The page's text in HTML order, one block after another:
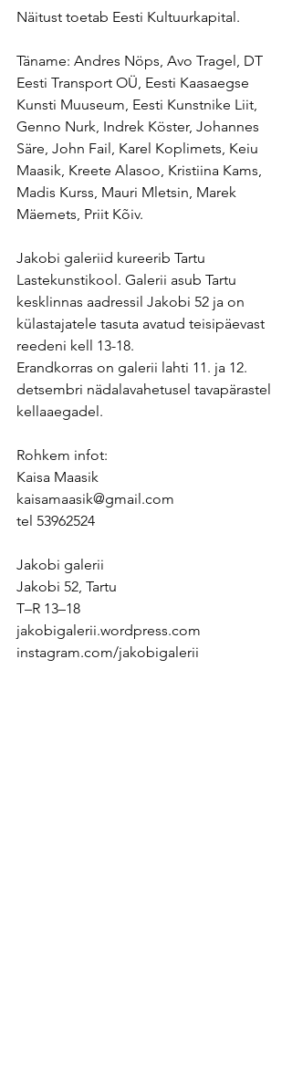
Näitust toetab Eesti Kultuurkapital.
Täname: Andres Nöps, Avo Tragel, DT
Eesti Transport OÜ, Eesti Kaasaegse
Kunsti Muuseum, Eesti Kunstnike Liit,
Genno Nurk, Indrek Köster, Johannes
Säre, John Fail, Karel Koplimets, Keiu
Maasik, Kreete Alasoo, Kristiina Kams,
Madis Kurss, Mauri Mletsin, Marek
Mäemets, Priit Kõiv.
Jakobi galeriid kureerib Tartu
Lastekunstikool. Galerii asub Tartu
kesklinnas aadressil Jakobi 52 ja on
külastajatele tasuta avatud teisipäevast
reedeni kell 13-18.
Erandkorras on galerii lahti 11. ja 12.
detsembri nädalavahetusel tavapärastel
kellaaegadel.
Rohkem infot:
Kaisa Maasik
kaisamaasik@gmail.com
tel 53962524
Jakobi galerii
Jakobi 52, Tartu
T–R 13–18
jakobigalerii.wordpress.com
instagram.com/jakobigalerii